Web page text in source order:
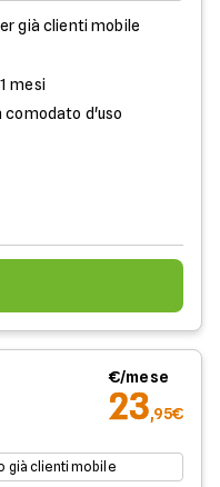
già clienti mobile
mesi
comodato d'uso
€/mese
23,95€
già clienti mobile